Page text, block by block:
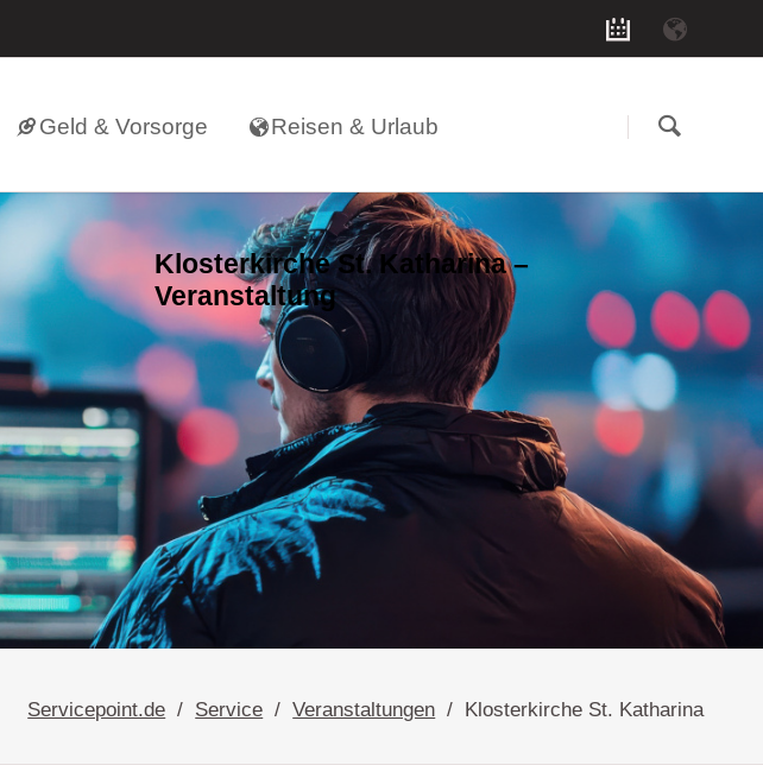
Geld & Vorsorge Reisen & Urlaub
Klosterkirche St. Katharina –
Veranstaltung
Servicepoint.de Service Veranstaltungen Klosterkirche St. Katharina